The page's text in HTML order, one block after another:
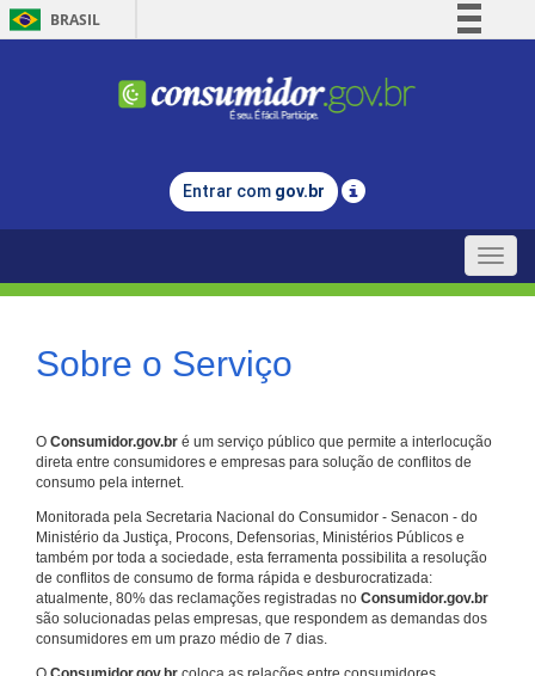
BRASIL
Comunica BR
Legislação
Entrar com gov.br
Toggle
Sobre o Serviço
O Consumidor.gov.br é um serviço público que permite a interlocução
direta entre consumidores e empresas para solução de conflitos de
consumo pela internet.
Monitorada pela Secretaria Nacional do Consumidor - Senacon - do
Ministério da Justiça, Procons, Defensorias, Ministérios Públicos e
também por toda a sociedade, esta ferramenta possibilita a resolução
de conflitos de consumo de forma rápida e desburocratizada:
atualmente, 80% das reclamações registradas no Consumidor.gov.br
são solucionadas pelas empresas, que respondem as demandas dos
consumidores em um prazo médio de 7 dias.